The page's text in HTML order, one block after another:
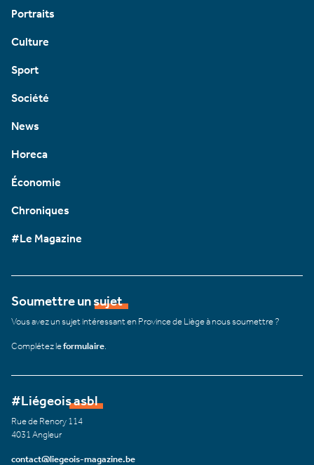
Portraits
Culture
Sport
Société
News
Horeca
Économie
Chroniques
#Le Magazine
Soumettre un sujet
Vous avez un sujet intéressant en Province de Liège à nous soumettre ?
Complétez leformulaire
#Liégeois asbl
Rue de Renory 114
4031 Angleur
contact@liegeois-magazine.be